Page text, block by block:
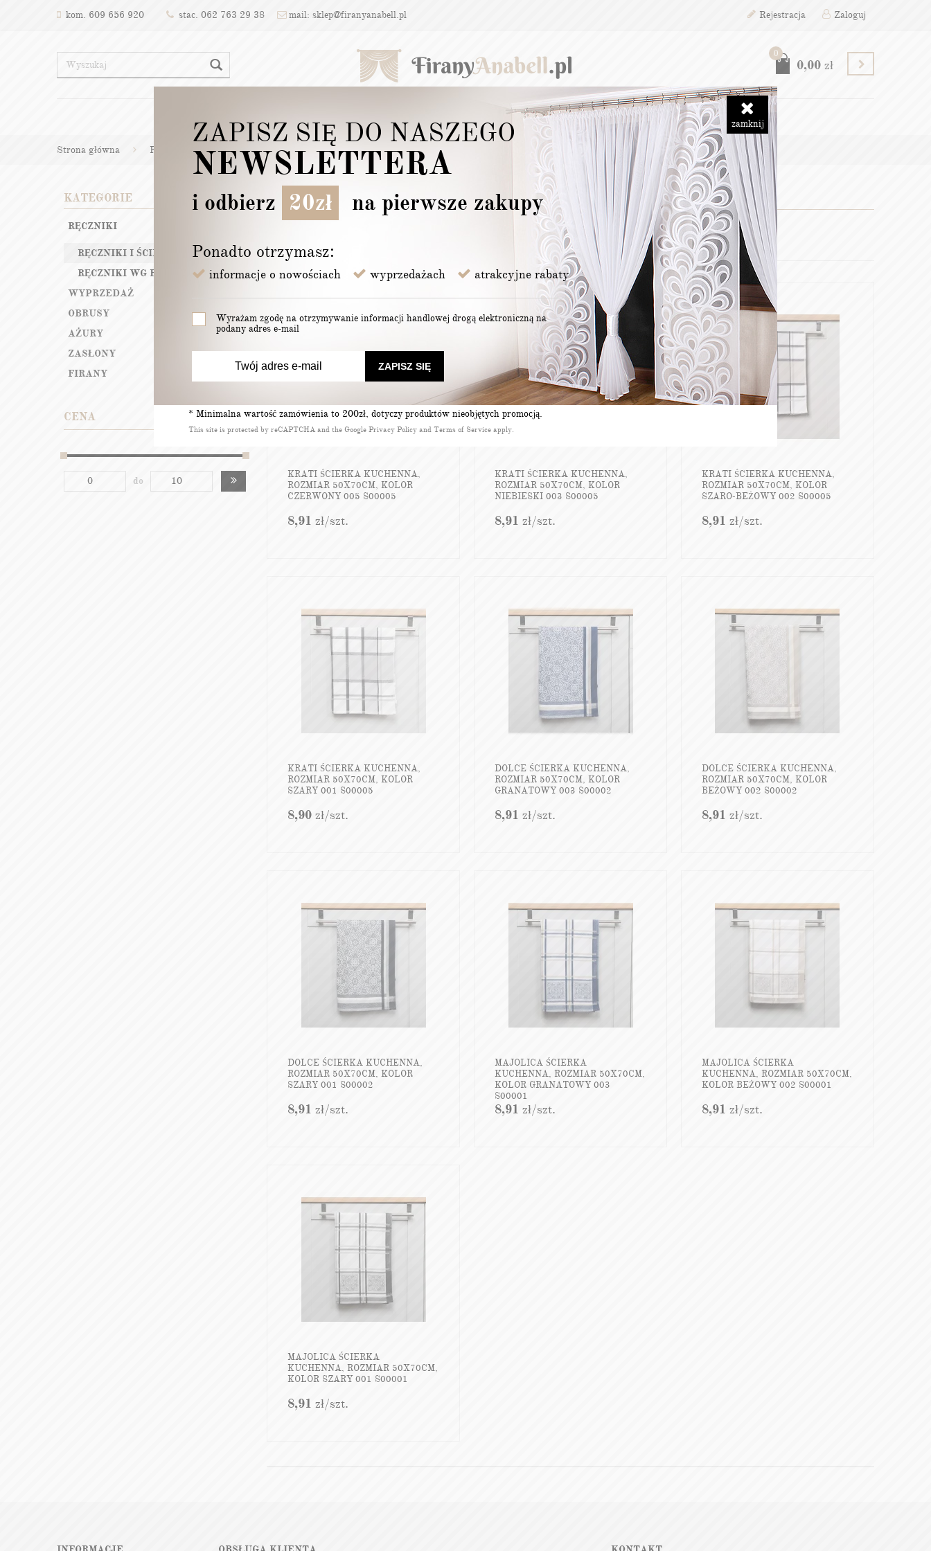
kom. 609 656 920 stac. 062 763 29 38 mail: sklep@firanyanabell.pl Rejestracja Zaloguj
0
0,00 zł
AŻURY RĘCZNIKI
Strona główna Ręczniki Ręczniki i ścierki kuchenne
KATEGORIE
RĘCZNIKI
RĘCZNIKI I ŚCIERKI KUCHENNE
RĘCZNIKI WG ROZMIARU
WYPRZEDAŻ
OBRUSY
AŻURY
ZASŁONY
FIRANY
CENA
do
RĘCZNIKI I ŚCIERKI KUCHENNE
KRATI ŚCIERKA KUCHENNA,
ROZMIAR 50X70CM, KOLOR
CZERWONY 005 S00005
8,91zł/szt.
KRATI ŚCIERKA KUCHENNA,
ROZMIAR 50X70CM, KOLOR
NIEBIESKI 003 S00005
8,91zł/szt.
KRATI ŚCIERKA KUCHENNA,
ROZMIAR 50X70CM, KOLOR
SZARO-BEŻOWY 002 S00005
8,91zł/szt.
KRATI ŚCIERKA KUCHENNA,
ROZMIAR 50X70CM, KOLOR
SZARY 001 S00005
8,90zł/szt.
DOLCE ŚCIERKA KUCHENNA,
ROZMIAR 50X70CM, KOLOR
GRANATOWY 003 S00002
8,91zł/szt.
DOLCE ŚCIERKA KUCHENNA,
ROZMIAR 50X70CM, KOLOR
BEŻOWY 002 S00002
8,91zł/szt.
DOLCE ŚCIERKA KUCHENNA,
ROZMIAR 50X70CM, KOLOR
SZARY 001 S00002
8,91zł/szt.
MAJOLICA ŚCIERKA
KUCHENNA, ROZMIAR 50X70CM,
KOLOR GRANATOWY 003
S00001
8,91zł/szt.
MAJOLICA ŚCIERKA
KUCHENNA, ROZMIAR 50X70CM,
KOLOR BEŻOWY 002 S00001
8,91zł/szt.
MAJOLICA ŚCIERKA
KUCHENNA, ROZMIAR 50X70CM,
KOLOR SZARY 001 S00001
8,91zł/szt.
zamknij
ZAPISZ SIĘ DO NASZEGO
NEWSLETTERA
i odbierz 20zł na pierwsze zakupy
Ponadto otrzymasz:
informacje o nowościach wyprzedażach atrakcyjne rabaty
Wyrażam zgodę na otrzymywanie informacji handlowej drogą elektroniczną na
podany adres e-mail
ZAPISZ SIĘ
* Minimalna wartość zamówienia to 200zł, dotyczy produktów nieobjętych promocją.
This site is protected by reCAPTCHA and the Google Privacy Policy and Terms of Service apply.